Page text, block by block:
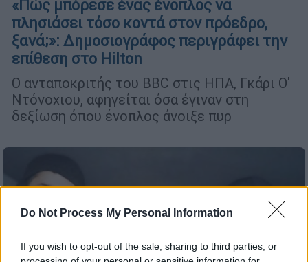
Do Not Process My Personal Information
If you wish to opt-out of the sale, sharing to third parties, or
«Πώς μπόρεσε ένας ένοπλος να
πλησιάσει τόσο κοντά στον πρόεδρο,
ξανά;»: Δημοσιογράφος περιγράφει την
επίθεση στο Hilton
Ο ανταποκριτής του BBC στις ΗΠΑ, Γκάρι Ο'
Ντόνοχιου, αφηγείται όσα έγιναν στη
δεξίωση όπου ένοπλος άνοιξε πυρ